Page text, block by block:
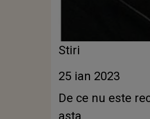
Stiri
25 ian 2023
De ce nu este
asta